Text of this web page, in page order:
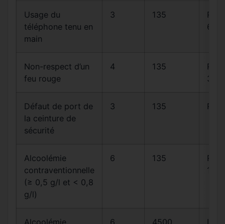
Usage du
téléphone tenu en
main
3 135
6-1
Non-respect d’un
feu rouge
4 135
30
Défaut de port de
la ceinture de
sécurité
3 135
Alcoolémie
contraventionnelle
(≥ 0,5 g/l et < 0,8
g/l)
6 135
1